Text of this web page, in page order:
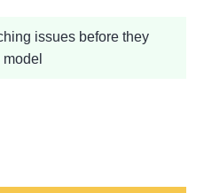
issues before they